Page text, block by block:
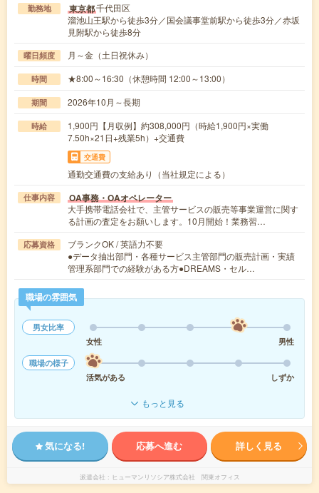
勤務地 東京都千代田区
溜池山王駅から徒歩3分／国会議事堂前駅から徒歩3分／赤坂
見附駅から徒歩8分
曜日頻度 月～金（土日祝休み）
時間 ★8:00～16:30（休憩時間 12:00～13:00）
期間 2026年10月～長期
時給
1,900円【月収例】約308,000円（時給1,900円×実働
7.50h×21日+残業5h）+交通費
交通費
通勤交通費の支給あり（当社規定による）
仕事内容 OA事務・OAオペレーター
大手携帯電話会社で、主管サービスの販売等事業運営に関す
る計画の査定をお願いします。10月開始！業務習…
応募資格
ブランクOK / 英語力不要
●データ抽出部門・各種サービス主管部門の販売計画・実績
管理系部門での経験がある方●DREAMS・セル…
職場の雰囲気
男女比率
女性
男性
職場の様子
活気がある
しずか
もっと見る
気になる! 応募へ進む 詳しく見る
派遣会社 ヒューマンリソシア株式会社 関東オフィス